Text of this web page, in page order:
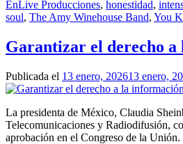
EnLive Producciones, honestidad,
soul, The Amy Winehouse Band, You
Garantizar el derecho
Publicada el 13 enero, 202613 enero,
La presidenta de México, Claudia
Telecomunicaciones y Radiodifusión,
aprobación en el Congreso de la